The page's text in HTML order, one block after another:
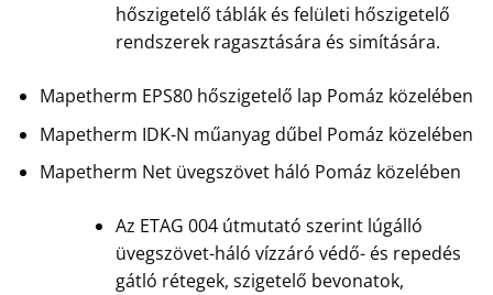
hőszigetelő táblák és felületi hőszigetelő
rendszerek ragasztására és simítására.
Mapetherm EPS80 hőszigetelő lap Pomáz közelében
Mapetherm IDK-N műanyag dűbel Pomáz közelében
Mapetherm Net üvegszövet háló Pomáz közelében
Az ETAG 004 útmutató szerint lúgálló
üvegszövet-háló vízzáró védő- és repedés
gátló rétegek, szigetelő bevonatok,